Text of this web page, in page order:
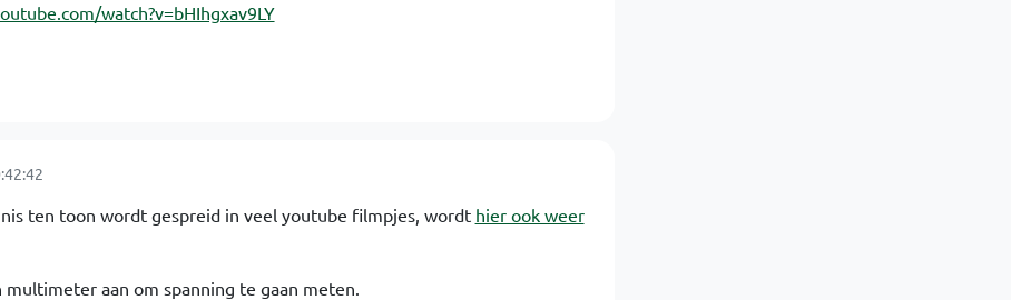
watch?v=bHIhgxav9LY
ten toon wordt gespreid in veel youtube filmpjes, wordt hier ook weer
aan om spanning te gaan meten.